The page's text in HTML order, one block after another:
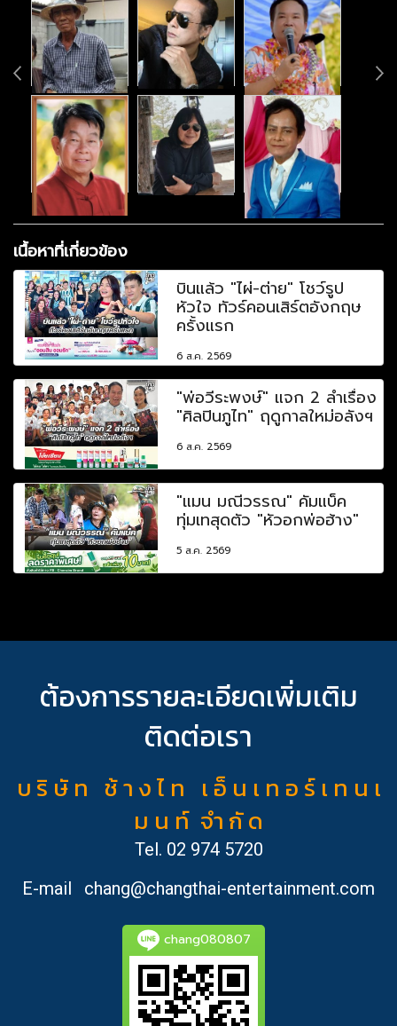
เนื้อหาที่เกี่ยวข้อง
บินแล้ว "ไผ่-ต่าย" โชว์รูป
หัวใจ ทัวร์คอนเสิร์ตอังกฤษ
ครั้งแรก
6 ส.ค. 2569
"พ่อวีระพงษ์" แจก 2 ลำเรื่อง
"ศิลปินภูไท" ฤดูกาลใหม่อลังฯ
6 ส.ค. 2569
"แมน มณีวรรณ" คัมแบ็ค
ทุ่มเทสุดตัว "หัวอกพ่อฮ้าง"
5 ส.ค. 2569
ต้องการรายละเอียดเพิ่มเติม
ติดต่อเรา
บ ริ ษั ท ช้ า ง ไ ท เ อ็ น เ ท อ ร์ เ ท น เ
ม น ท์ จำ กั ด
Tel. 02 974 5720
E-mail
chang@changthai-entertainment.com
chang080807